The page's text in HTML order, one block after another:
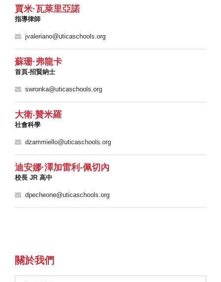
賈米·瓦萊里亞諾
指導律師
jvaleriano@uticaschools.org
蘇珊·弗龍卡
首頁-招賢納士
swronka@uticaschools.org
大衛‧贊米羅
社會科學
dzammiello@uticaschools.org
迪安娜·澤加雷利-佩切內
校長 JR 高中
dpecheone@uticaschools.org
關於我們